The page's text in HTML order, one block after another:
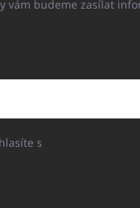
vám budeme zasílat
s